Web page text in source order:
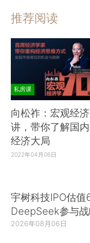
推荐阅读
私房课
向松祚：宏观经
讲，带你了解国
经济大局
2022年04月06日
宇树科技IPO估值
DeepSeek参与
2026年08月06日